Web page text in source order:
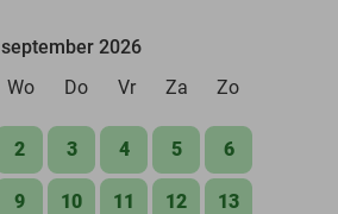
september 2026
Wo Do Vr Za Zo
2 3 4 5 6
9 10 11 12 13